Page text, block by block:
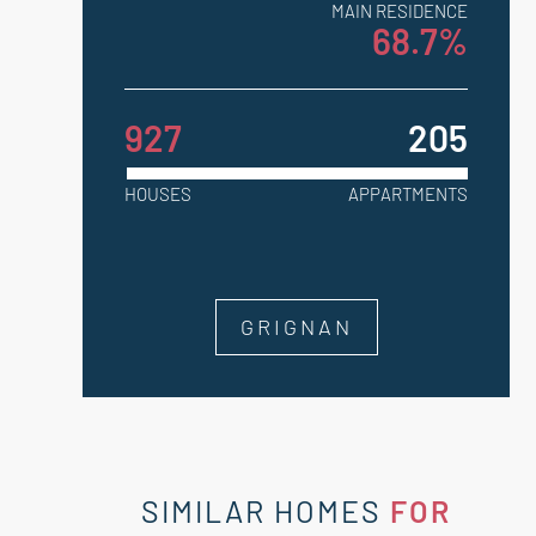
MAIN RESIDENCE
68.7%
927 205
HOUSES APPARTMENTS
GRIGNAN
SIMILAR HOMES FOR